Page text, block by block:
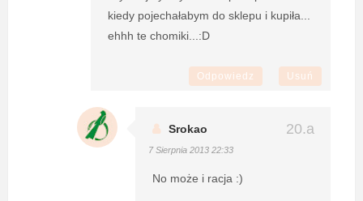
kiedy pojechałabym do sklepu i kupiła...
ehhh te chomiki...:D
Odpowiedz Usuń
Srokao
7 Sierpnia 2013 22:33
No może i racja :)